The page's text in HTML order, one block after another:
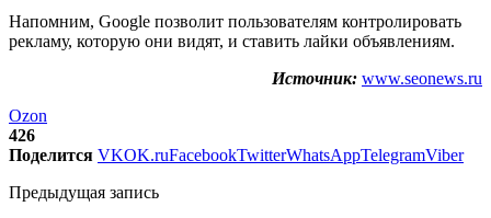
Напомним, Google позволит пользователям контролировать
рекламу, которую они видят, и ставить лайки объявлениям.
Источник: www.seonews.ru
Ozon
426
Поделится VKOK.ruFacebookTwitterWhatsAppTelegramViber
Предыдущая запись